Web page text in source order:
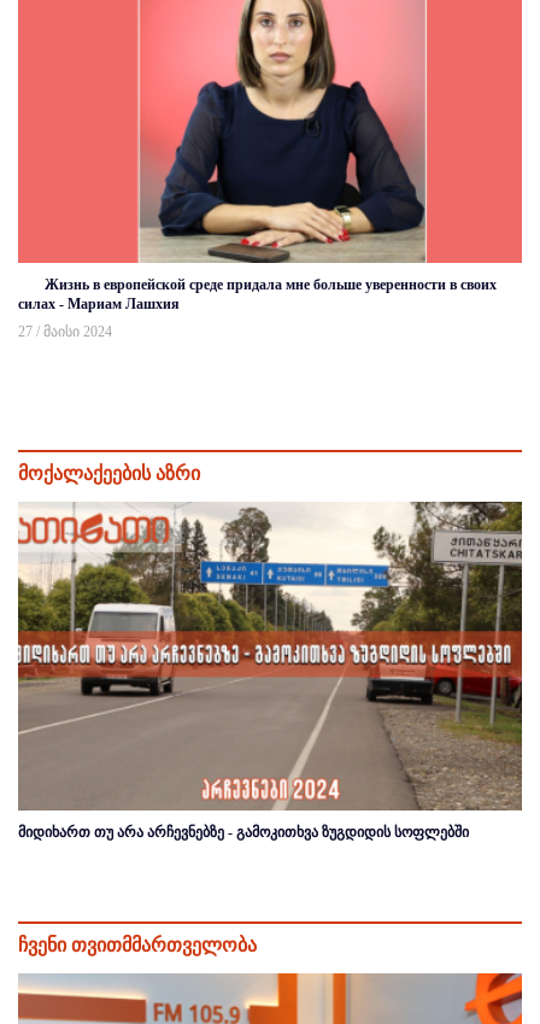
Жизнь в европейской среде придала мне больше уверенности в своих
силах - Мариам Лашхия
27 / მაისი 2024
მოქალაქეების აზრი
მიდიხართ თუ არა არჩევნებზე - გამოკითხვა ზუგდიდის სოფლებში
ჩვენი თვითმმართველობა